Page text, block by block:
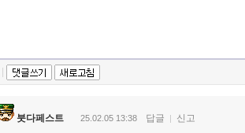
|
붓다페스트 25.02.05 13:38 답글 신고